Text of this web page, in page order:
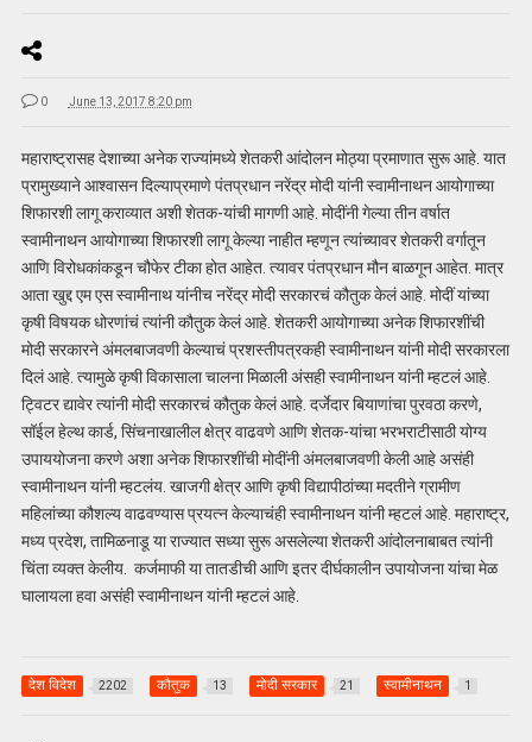
0 June 13, 2017 8:20 pm
महाराष्ट्रासह देशाच्या अनेक राज्यांमध्ये शेतकरी आंदोलन मोठ्या प्रमाणात सुरू आहे. यात
प्रामुख्याने आश्वासन दिल्याप्रमाणे पंतप्रधान नरेंद्र मोदी यांनी स्वामीनाथन आयोगाच्या
शिफारशी लागू कराव्यात अशी शेतक-यांची मागणी आहे. मोदींनी गेल्या तीन वर्षात
स्वामीनाथन आयोगाच्या शिफारशी लागू केल्या नाहीत म्हणून त्यांच्यावर शेतकरी वर्गातून
आणि विरोधकांकडून चौफेर टीका होत आहेत. त्यावर पंतप्रधान मौन बाळगून आहेत. मात्र
आता खुद्द एम एस स्वामीनाथ यांनीच नरेंद्र मोदी सरकारचं कौतुक केलं आहे. मोदीं यांच्या
कृषी विषयक धोरणांचं त्यांनी कौतुक केलं आहे. शेतकरी आयोगाच्या अनेक शिफारशींची
मोदी सरकारने अंमलबाजवणी केल्याचं प्रशस्तीपत्रकही स्वामीनाथन यांनी मोदी सरकारला
दिलं आहे. त्यामुळे कृषी विकासाला चालना मिळाली अंसही स्वामीनाथन यांनी म्हटलं आहे.
ट्विटर द्यावेर त्यांनी मोदी सरकारचं कौतुक केलं आहे. दर्जेदार बियाणांचा पुरवठा करणे,
सॉईल हेल्थ कार्ड, सिंचनाखालील क्षेत्र वाढवणे आणि शेतक-यांचा भरभराटीसाठी योग्य
उपाययोजना करणे अशा अनेक शिफारशींची मोदींनी अंमलबाजवणी केली आहे असंही
स्वामीनाथन यांनी म्हटलंय. खाजगी क्षेत्र आणि कृषी विद्यापीठांच्या मदतीने ग्रामीण
महिलांच्या कौशल्य वाढवण्यास प्रयत्न केल्याचंही स्वामीनाथन यांनी म्हटलं आहे. महाराष्ट्र,
मध्य प्रदेश, तामिळनाडू या राज्यात सध्या सुरू असलेल्या शेतकरी आंदोलनाबाबत त्यांनी
चिंता व्यक्त केलीय. कर्जमाफी या तातडीची आणि इतर दीर्घकालीन उपायोजना यांचा मेळ
घालायला हवा असंही स्वामीनाथन यांनी म्हटलं आहे.
देश विदेश 2202 कौतुक 13 मोदी सरकार 21 स्वामीनाथन 1